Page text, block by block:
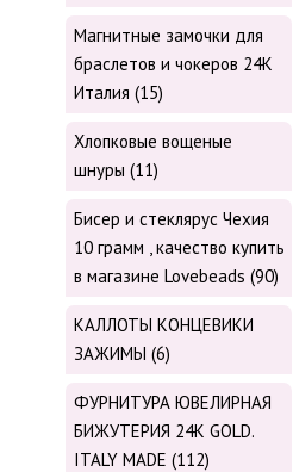
Магнитные замочки для
браслетов и чокеров 24К
Италия (15)
Хлопковые вощеные
шнуры (11)
Бисер и стеклярус Чехия
10 грамм , качество купить
в магазине Lovebeads (90)
КАЛЛОТЫ КОНЦЕВИКИ
ЗАЖИМЫ (6)
ФУРНИТУРА ЮВЕЛИРНАЯ
БИЖУТЕРИЯ 24К GOLD.
ITALY MADE (112)